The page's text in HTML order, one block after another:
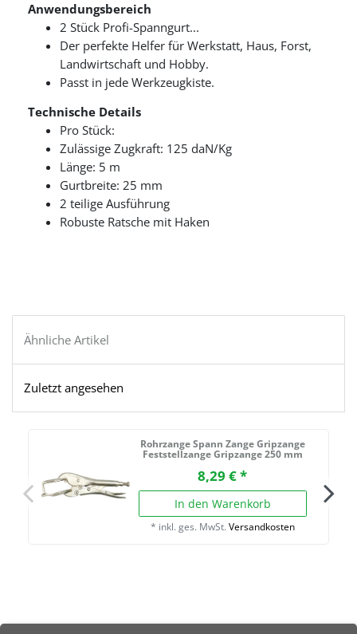
Anwendungsbereich
2 Stück Profi-Spanngurt...
Der perfekte Helfer für Werkstatt, Haus, Forst,
Landwirtschaft und Hobby.
Passt in jede Werkzeugkiste.
Technische Details
Pro Stück:
Zulässige Zugkraft: 125 daN/Kg
Länge: 5 m
Gurtbreite: 25 mm
2 teilige Ausführung
Robuste Ratsche mit Haken
Ähnliche Artikel
Zuletzt angesehen
Rohrzange Spann Zange Gripzange
Feststellzange Gripzange 250 mm
8,29 € *
In den Warenkorb
* inkl. ges. MwSt. Versandkosten